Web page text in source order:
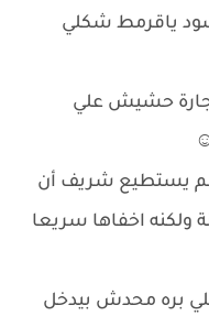
ياقرمط شكلي
حشيش علي
يستطيع شريف أن
ولكنه اخفاها سريعا
بره محدش بيدخل